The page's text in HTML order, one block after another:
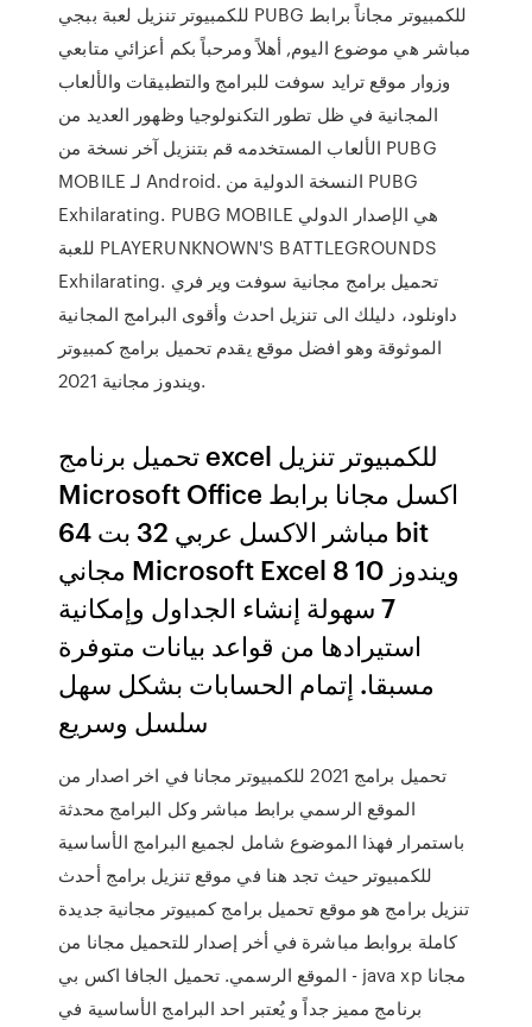
للكمبيوتر تنزيل لعبة ببجي PUBG للكمبيوتر مجاناً برابط
مباشر هي موضوع اليوم, أهلاً ومرحباً بكم أعزائي متابعي
وزوار موقع ترايد سوفت للبرامج والتطبيقات والألعاب
المجانية في ظل تطور التكنولوجيا وظهور العديد من
الألعاب المستخدمه قم بتنزيل آخر نسخة من PUBG
MOBILE لـ Android. النسخة الدولية من PUBG
Exhilarating. PUBG MOBILE هي الإصدار الدولي
للعبة PLAYERUNKNOWN'S BATTLEGROUNDS
Exhilarating. تحميل برامج مجانية سوفت وير فري
داونلود، دليلك الى تنزيل احدث وأقوى البرامج المجانية
الموثوقة وهو افضل موقع يقدم تحميل برامج كمبيوتر
ويندوز مجانية 2021.
تحميل برنامج excel للكمبيوتر تنزيل
Microsoft Office اكسل مجانا برابط
مباشر الاكسل عربي 32 بت 64 bit
مجاني Microsoft Excel ويندوز 10 8
7 سهولة إنشاء الجداول وإمكانية
استيرادها من قواعد بيانات متوفرة
مسبقا. إتمام الحسابات بشكل سهل
سلسل وسريع
تحميل برامج 2021 للكمبيوتر مجانا في اخر اصدار من
الموقع الرسمي برابط مباشر وكل البرامج محدثة
باستمرار فهذا الموضوع شامل لجميع البرامج الأساسية
للكمبيوتر حيث تجد هنا في موقع تنزيل برامج أحدث
تنزيل برامج هو موقع تحميل برامج كمبيوتر مجانية جديدة
كاملة بروابط مباشرة في أخر إصدار للتحميل مجانا من
الموقع الرسمي. تحميل الجافا اكس بي - java xp مجانا
برنامج مميز جداً و يُعتبر احد البرامج الأساسية في